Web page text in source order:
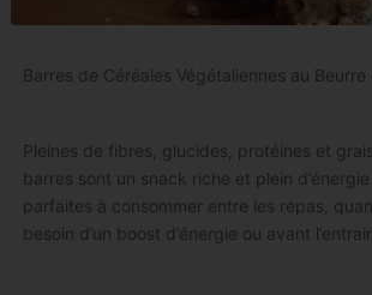
Barres de Céréales Végétaliennes au
Pleines de fibres, glucides, protéines et
barres sont un snack riche et plein
parfaites à consommer entre les repas,
besoin d’un boost d’énergie ou avant